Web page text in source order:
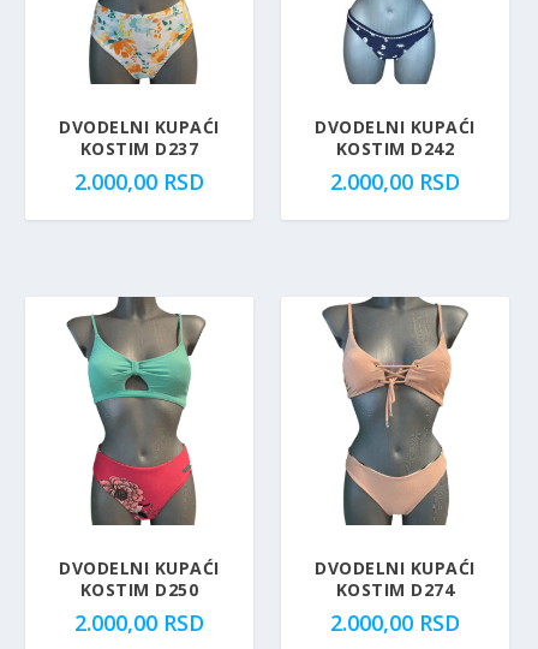
DVODELNI KUPAĆI
KOSTIM D237
2.000,00 RSD
DVODELNI KUPAĆI
KOSTIM D242
2.000,00 RSD
DVODELNI KUPAĆI
KOSTIM D250
2.000,00 RSD
DVODELNI KUPAĆI
KOSTIM D274
2.000,00 RSD